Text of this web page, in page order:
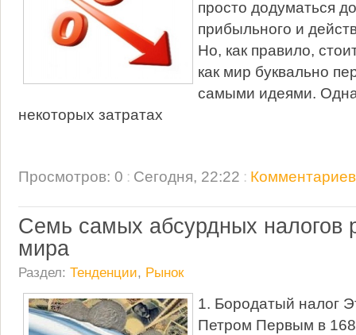
просто додуматься
прибыльного и
Но, как правило,
как мир буквально
самыми идеями.
некоторых затратах
Просмотров: 0 : Сегодня, 22:22 :
Семь самых абсурдных налогов
мира
Раздел: Тенденции, Рынок
1. Бородатый налог
Петром Первым в